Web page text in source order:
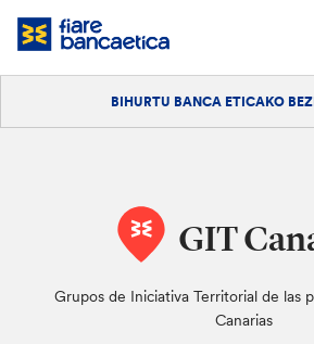
Pasatu
edukia
BIHURTU BANCA ETICAKO
GIT
Grupos de Iniciativa Territorial de las
Canarias